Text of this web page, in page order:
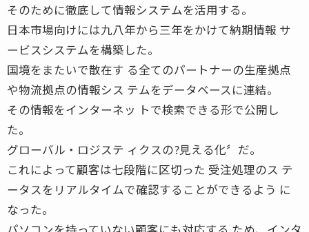
そのために徹底して情報システムを活用する。
日本市場向けには九八年から三年をかけて納期情報 サ
ービスシステムを構築した。
国境をまたいで散在す る全てのパートナーの生産拠点
や物流拠点の情報シス テムをデータベースに連結。
その情報をインターネッ トで検索できる形で公開し
た。
グローバル・ロジステ ィクスの?見える化〞だ。
これによって顧客は七段階に区切った 受注処理のス テ
ータスをリアルタイムで確認することができるよう に
なった。